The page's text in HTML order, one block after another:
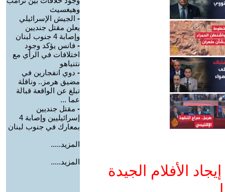
الأفلام الجيدة
وهيغسيث
- الجيش الإسرائيلي
يعلن مقتل جنديين
وإصابة 4 جنوب لبنان
- فانس يؤكد وجود
اختلافات في الرأي مع
نتنياهو
- دوي انفجارين في
مضيق هرمز.. وناقلة
تبلغ عن الواقعة قبالة
عما ...
- مقتل جنديين
إسرائيليين وإصابة 4
بمعارك في جنوب لبنان
المزيد.....
المزيد.....